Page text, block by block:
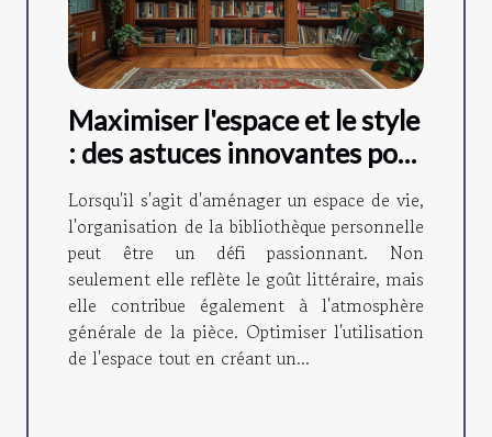
Maximiser l'espace et le style
: des astuces innovantes pour
organiser sa bibliothèque
personnelle
Lorsqu'il s'agit d'aménager un espace de vie,
l'organisation de la bibliothèque personnelle
peut être un défi passionnant. Non
seulement elle reflète le goût littéraire, mais
elle contribue également à l'atmosphère
générale de la pièce. Optimiser l'utilisation
de l'espace tout en créant un...